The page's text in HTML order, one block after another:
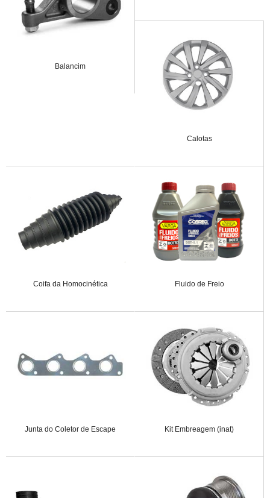
Balancim
Calotas
Coifa da Homocinética Fluido de Freio
Junta do Coletor de Escape Kit Embreagem (inat)